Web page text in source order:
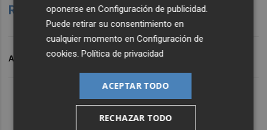
Ribera
, señaló recientemente que valoraba
ARCHIVADO EN CASTOR
oponerse enConfiguración de publicidad
Puede retirar su consentimiento en
cualquier momento enConfiguración de
cookies .Política de privacidad
ACEPTAR TODO
RECHAZAR TODO